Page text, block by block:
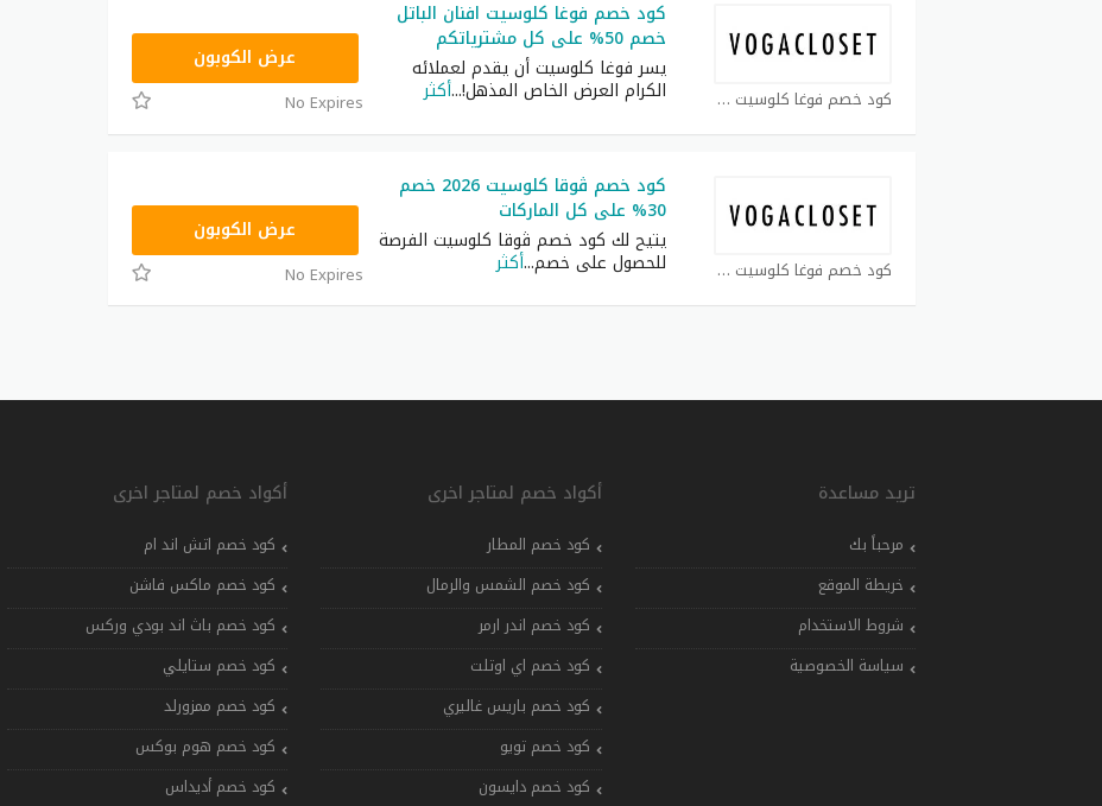
كود خصم فوغا كلوسيت كوبون
كود خصم فوغا كلوسيت افنان الباتل
خصم 50% على كل مشترياتكم
يسر فوغا كلوسيت أن يقدم لعملائه
الكرام العرض الخاص المذهل!...أكثر
عرض الكوبون
No Expires
كود خصم فوغا كلوسيت كوبون
كود خصم ڤوقا كلوسيت 2026 خصم
30% على كل الماركات
يتيح لك كود خصم ڤوقا كلوسيت الفرصة
للحصول على خصم...أكثر
عرض الكوبون
No Expires
تريد مساعدة
مرحباً بك
خريطة الموقع
شروط الاستخدام
سياسة الخصوصية
أكواد خصم لمتاجر اخرى
كود خصم المطار
كود خصم الشمس والرمال
كود خصم اندر ارمر
كود خصم اي اوتلت
كود خصم باريس غاليري
كود خصم تويو
كود خصم دايسون
أكواد خصم لمتاجر اخرى
كود خصم اتش اند ام
كود خصم ماكس فاشن
كود خصم باث اند بودي وركس
كود خصم ستايلي
كود خصم ممزورلد
كود خصم هوم بوكس
كود خصم أديداس